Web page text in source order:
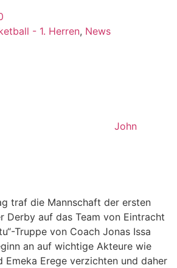
- 1. Herren, News
John
traf die Mannschaft der ersten
Derby auf das Team von Eintracht
Truppe von Coach Jonas Issa
an auf wichtige Akteure wie
Emeka Erege verzichten und daher